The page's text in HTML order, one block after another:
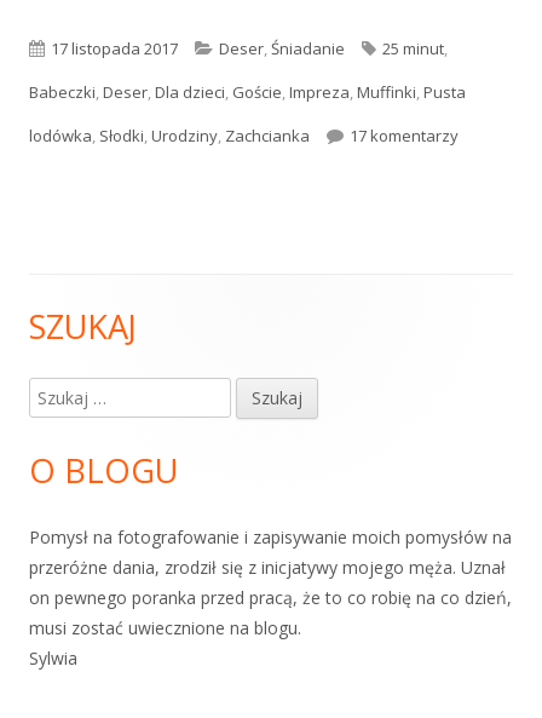
Opublikowano
17 listopada 2017 Kategorie
Deser,Śniadanie Tagi
25 minut,
Babeczki,Deser,Dla dzieci, Goście,Impreza,Muffinki,Pusta
lodówka, Słodki,Urodziny, Zachcianka 17 komentarzydo
Główny
panel
SZUKAJ
Szukaj:
O BLOGU
Pomysł na fotografowanie i zapisywanie moich pomysłów na
przeróżne dania, zrodził się z inicjatywy mojego męża. Uznał
on pewnego poranka przed pracą, że to co robię na co dzień,
musi zostać uwiecznione na blogu.
Sylwia